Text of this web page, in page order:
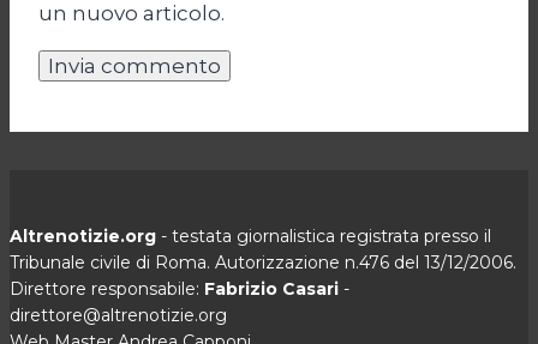
un nuovo articolo.
Altrenotizie.org - testata giornalistica registrata presso il
Tribunale civile di Roma. Autorizzazione n.476 del 13/12/2006.
Direttore responsabile: Fabrizio Casari -
direttore@altrenotizie.org